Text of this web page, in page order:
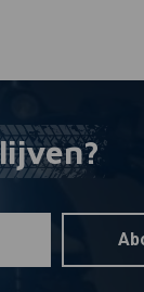
DRAG
€43,81